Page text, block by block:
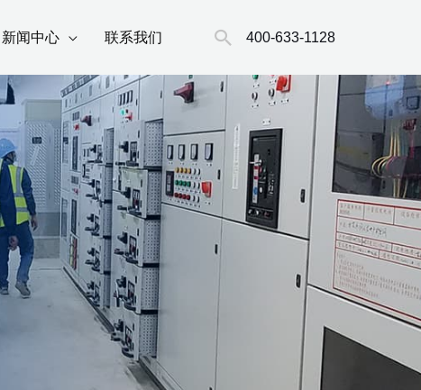
新闻中心 联系我们
搜
索
400-633-1128